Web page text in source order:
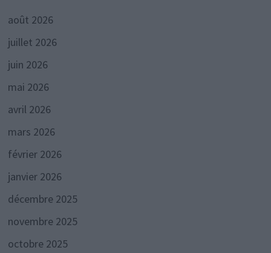
août 2026
juillet 2026
juin 2026
mai 2026
avril 2026
mars 2026
février 2026
janvier 2026
décembre 2025
novembre 2025
octobre 2025